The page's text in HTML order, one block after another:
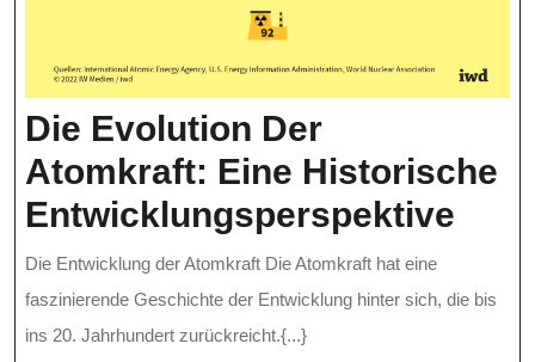
Die Evolution Der
Atomkraft: Eine Historische
Entwicklungsperspektive
Der
Die Entwicklung der Atomkraft Die Atomkraft hat eine
faszinierende Geschichte der Entwicklung hinter sich, die bis
ins 20. Jahrhundert zurückreicht.{...}